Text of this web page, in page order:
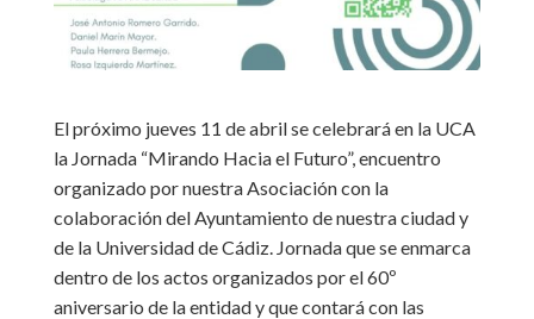
El próximo jueves 11 de abril se celebrará en la UCA
la Jornada “Mirando Hacia el Futuro”, encuentro
organizado por nuestra Asociación con la
colaboración del Ayuntamiento de nuestra ciudad y
de la Universidad de Cádiz. Jornada que se enmarca
dentro de los actos organizados por el 60º
aniversario de la entidad y que contará con las